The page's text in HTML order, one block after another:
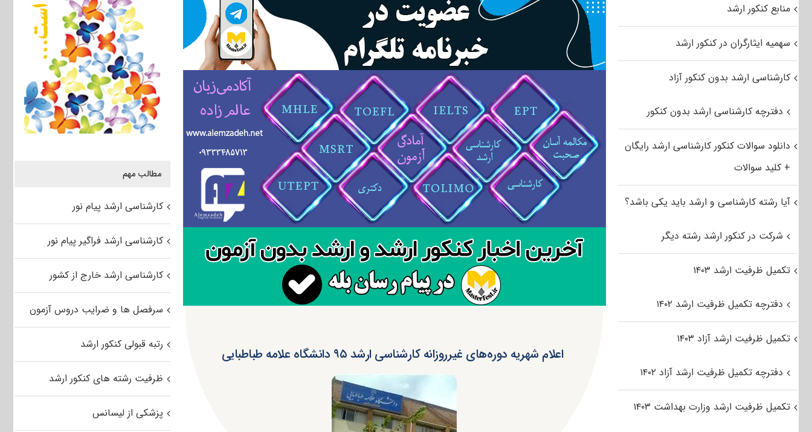
اعلام شهریه دوره‌های غیرروزانه کارشناسی ارشد ۹۵ دانشگاه علامه طباطبایی
مطالب مهم
کارشناسی ارشد پیام نور
کارشناسی ارشد فراگیر پیام نور
کارشناسی ارشد خارج از کشور
سرفصل ها و ضرایب دروس آزمون
رتبه قبولی کنکور ارشد
ظرفیت رشته های کنکور ارشد
پزشکی از لیسانس
منابع کنکور ارشد
سهمیه ایثارگران در کنکور ارشد
کارشناسی ارشد بدون کنکور آزاد
دفترچه کارشناسی ارشد بدون کنکور
دانلود سوالات کنکور کارشناسی ارشد رایگان
+ کلید سوالات
آیا رشته کارشناسی و ارشد باید یکی باشد؟
شرکت در کنکور ارشد رشته دیگر
تکمیل ظرفیت ارشد ۱۴۰۳
دفترچه تکمیل ظرفیت ارشد ۱۴۰۲
تکمیل ظرفیت ارشد آزاد ۱۴۰۳
دفترچه تکمیل ظرفیت ارشد آزاد ۱۴۰۲
تکمیل ظرفیت ارشد وزارت بهداشت ۱۴۰۳